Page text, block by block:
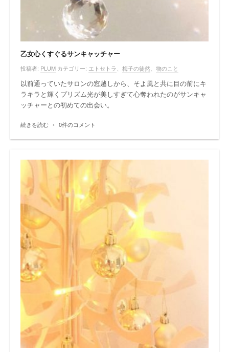
乙女心くすぐるサンキャッチャー
投稿者: PLUM カテゴリー: エトセトラ 梅子の徒然 物のこと
以前通っていたサロンの窓越しから、そよ風と共に目の前にキ
ラキラと輝くプリズム光が美しすぎて心奪われたのがサンキャ
ッチャーとの初めての出会い。
続きを読む • 0件のコメント